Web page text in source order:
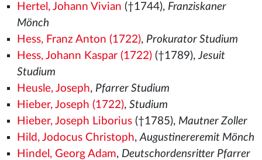
Hertel, Johann Vivian (†1744), Franziskaner
Mönch
Hess, Franz Anton (1722), Prokurator Studium
Hess, Johann Kaspar (1722)(†1789),Jesuit
Studium
Heusle, Joseph, Pfarrer Studium
Hieber, Joseph (1722), Studium
Hieber, Joseph Liborius(†1785), Mautner Zoller
Hild, Jodocus Christoph,Augustinereremit Mönch
Hindel, Georg Adam, Deutschordensritter Pfarrer